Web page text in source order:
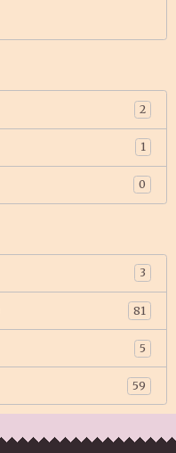
2
1
0
3
81
5
59